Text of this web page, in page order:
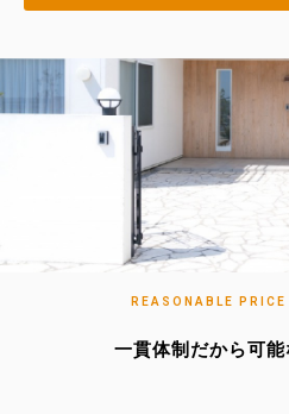
REASONABLE
一貫体制だから可